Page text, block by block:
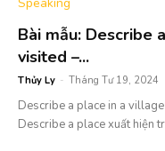
Bài mẫu: Describe
visited –...
Thủy Ly - Tháng Tư 19, 2024
Describe a place in a
Describe a place xuất hiện